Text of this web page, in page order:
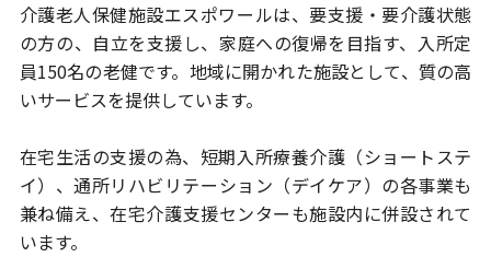
介護老人保健施設エスポワールは、要支援・要介護状態
の方の、 自立を支援し、家庭への復帰を目指す、入所定
員150名の老健です。 地域に開かれた施設として、質の高
いサービスを提供しています。
在宅生活の支援の為、短期入所療養介護（ショートステ
イ）、通所リハビリテーション（デイケア）の各事業も
兼ね備え、在宅介護支援センターも施設内に併設されて
います。